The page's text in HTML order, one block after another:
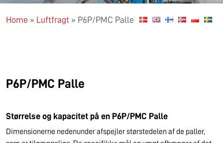
Home » Luftfragt » P6P/PMC Palle
P6P/PMC Palle
Størrelse og kapacitet på en P6P/PMC Palle
Dimensionerne nedenunder afspejler størstedelen af de paller,